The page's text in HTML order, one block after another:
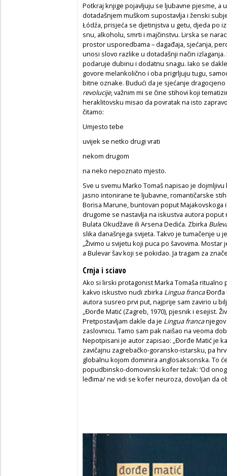
Potkraj knjige pojavljuju se ljubavne pjesme, a
dotadašnjem muškom supostavlja i ženski
Łódźa, prisjeća se djetinjstva u getu, djeda po
snu, alkoholu, smrti i majčinstvu. Lirska se
prostor usporedbama – dagađaja, sjećanja,
unosi slovo razlike u dotadašnji način
podaruje dubinu i dodatnu snagu. Iako se
govore melankolično i oba prigrljuju tugu,
bitne oznake. Budući da je sjećanje
revolucije, važnim mi se čine stihovi koji
heraklitovsku misao da povratak na isto
čitamo:
Umjesto tebe
uvijek se netko drugi vrati
nekom drugom
na neko nepoznato mjesto.
Sve u svemu Marko Tomaš napisao je
jasno intonirane te ljubavne, romantičarske
Borisa Marune, buntovan poput Majakovskoga
drugome se nastavlja na iskustva autora
Bulata Okudžave ili Arsena Dedića. Zbirka
slika današnjega svijeta. Takvo je tumačenje
„Živimo u svijetu koji puca po šavovima.
a Bulevar šav koji se pokidao. Ja tragam za
Crnja i sciavo
Ako si lirski protagonist Marka Tomaša
kakvo iskustvo nudi zbirka Lingua francaĐorđa
autora susreo prvi put, najprije sam zavirio u
„Đorđe Matić (Zagreb, 1970), pjesnik i esejist.
Pretpostavljam dakle da je Lingua francanjegov
zaslovnicu. Tamo sam pak naišao na veoma
Nepotpisani je autor zapisao: „Đorđe Matić je
zavičajnu zagrebačko-goransko-istarsku, pa
globalnu kojom dominira anglosaksonska. To
popudbinsko-domovinski kofer težak: ‘Od
leđima/ ne vidi se kofer neuroza, dovoljan da